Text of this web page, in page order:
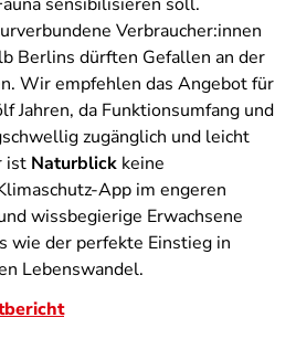
Verbraucher:innen
Berlins dürften Gefallen an der
Wir empfehlen das Angebot für
Jahren, da Funktionsumfang und
zugänglich und leicht
ist Naturblick keine
App im engeren
wissbegierige Erwachsene
wie der perfekte Einstieg in
Lebenswandel.